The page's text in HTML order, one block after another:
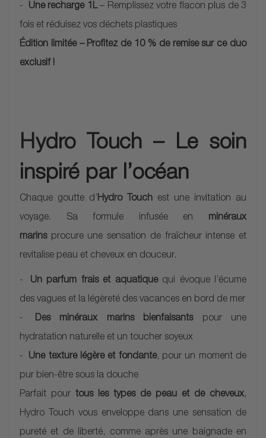
Une recharge 1L– Remplissez votre flacon plus de 3
fois et réduisez vos déchets plastiques
Édition limitée – Profitez de 10 % de remise sur ce duo
exclusif !
Hydro Touch – Le soin
inspiré par l’océan
Chaque goutte d’Hydro Touch est une invitation au
voyage. Sa formule infusée en minéraux
marinsprocure une sensation de fraîcheur intense et
revitalise peau et cheveux en douceur.
Un parfum frais et aquatiquequi évoque l’écume
des vagues et la légèreté des vacances en bord de mer
Des minéraux marins bienfaisantspour une
hydratation naturelle et un toucher soyeux
Une texture légère et fondante, pour un moment de
pur bien-être sous la douche
Parfait pour tous les types de peau et de cheveux,
Hydro Touch vous enveloppe dans une sensation de
pureté et de liberté, comme après une baignade en